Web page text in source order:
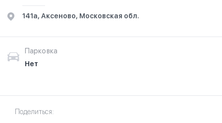
141а, Аксеново, Московская обл.
Парковка
Нет
Поделиться: